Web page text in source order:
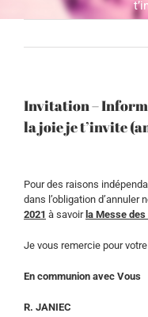
Invitation –
la joie je t’invite
Pour des raisons
dans l’obligation d’annuler
2021 à savoir la Messe
Je vous remercie pour
En communion avec Vous
R. JANIEC